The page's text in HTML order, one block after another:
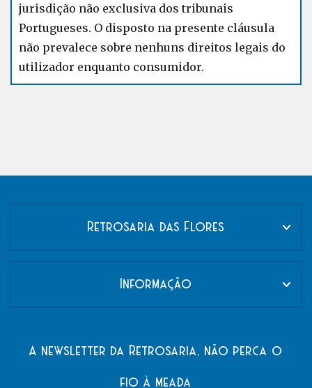
jurisdição não exclusiva dos tribunais
Portugueses. O disposto na presente cláusula
não prevalece sobre nenhuns direitos legais do
utilizador enquanto consumidor.
Retrosaria das Flores
Informação
A newsletter da Retrosaria, não perca o
fio à meada